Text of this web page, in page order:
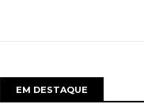
EM DESTAQUE